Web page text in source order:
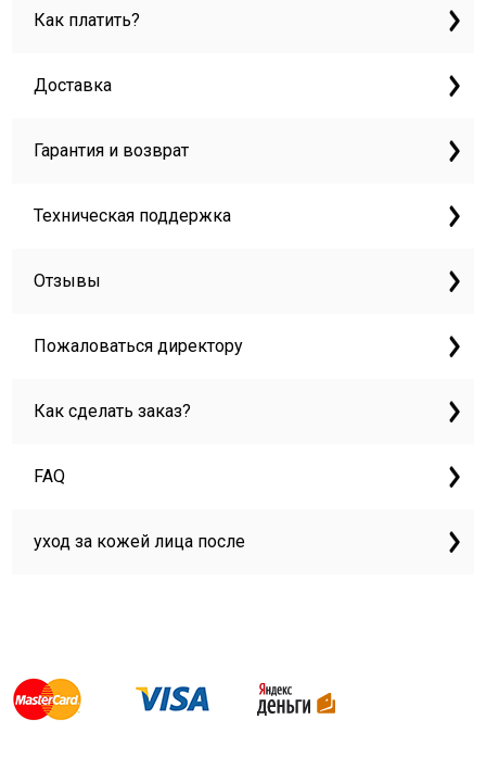
Как платить?
Доставка
Гарантия и возврат
Техническая поддержка
Отзывы
Пожаловаться директору
Как сделать заказ?
FAQ
уход за кожей лица после